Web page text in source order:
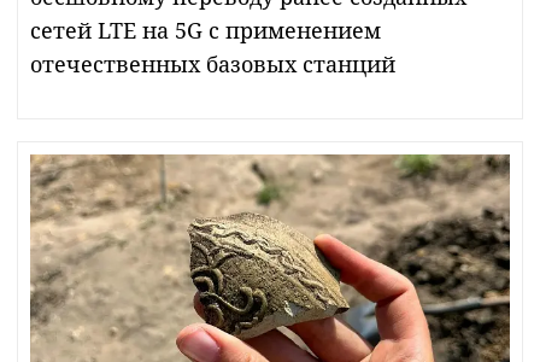
сетей LTE на 5G с применением
отечественных базовых станций